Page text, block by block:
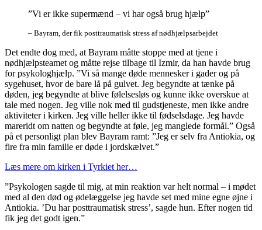
”Vi er ikke supermænd – vi har også brug hjælp”
– Bayram, der fik posttraumatisk stress af nødhjælpsarbejdet
Det endte dog med, at Bayram måtte stoppe med at tjene i
nødhjælpsteamet og måtte rejse tilbage til Izmir, da han havde brug
for psykologhjælp. ”Vi så mange døde mennesker i gader og på
sygehuset, hvor de bare lå på gulvet. Jeg begyndte at tænke på
døden, jeg begyndte at blive følelsesløs og kunne ikke overskue at
tale med nogen. Jeg ville nok med til gudstjeneste, men ikke andre
aktiviteter i kirken. Jeg ville heller ikke til fødselsdage. Jeg havde
mareridt om natten og begyndte at føle, jeg manglede formål.” Også
på et personligt plan blev Bayram ramt: ”Jeg er selv fra Antiokia, og
fire fra min familie er døde i jordskælvet.”
Læs mere om kirken i Tyrkiet her…
”Psykologen sagde til mig, at min reaktion var helt normal – i mødet
med al den død og ødelæggelse jeg havde set med mine egne øjne i
Antiokia. ’Du har posttraumatisk stress’, sagde hun. Efter nogen tid
fik jeg det godt igen.”